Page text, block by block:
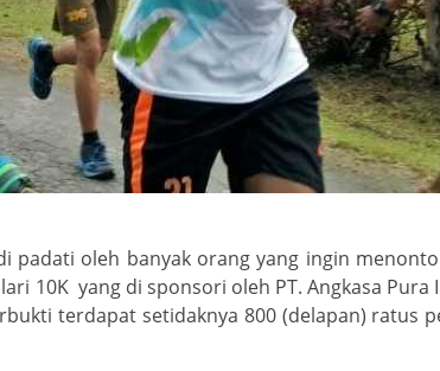
oleh banyak orang yang ingin
10K yang di sponsori oleh PT. Angkasa Pura
terdapat setidaknya 800 (delapan) ratus